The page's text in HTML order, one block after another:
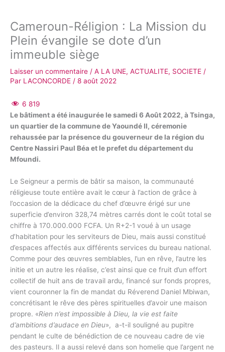
Cameroun-Réligion : La Mission du
Plein évangile se dote d’un
immeuble siège
Laisser un commentaire / A LA UNE, ACTUALITE, SOCIETE /
Par LACONCORDE / 8 août 2022
6 819
Le bâtiment a été inaugurée le samedi 6 Août 2022, à Tsinga,
un quartier de la commune de Yaoundé II, céremonie
rehaussée par la présence du gouverneur de la région du
Centre Nassiri Paul Béa et le prefet du département du
Mfoundi.
Le Seigneur a permis de bâtir sa maison, la communauté
réligieuse toute entière avait le cœur à l’action de grâce à
l’occasion de la dédicace du chef d’œuvre érigé sur une
superficie d’environ 328,74 mètres carrés dont le coût total se
chiffre à 170.000.000 FCFA. Un R+2-1 voué à un usage
d’habitation pour les serviteurs de Dieu, mais aussi constitué
d’espaces affectés aux différents services du bureau national.
Comme pour des œuvres semblables, l’un en rêve, l’autre les
initie et un autre les réalise, c’est ainsi que ce fruit d’un effort
collectif de huit ans de travail ardu, financé sur fonds propres,
vient couronner la fin de mandat du Réverend Daniel Mbiwan,
concrétisant le rêve des pères spirituelles d’avoir une maison
propre. «Rien n’est impossible à Dieu, la vie est faite
d’ambitions d’audace en Dieu», a-t-il souligné au pupitre
pendant le culte de bénédiction de ce nouveau cadre de vie
des pasteurs. Il a aussi relevé dans son homelie que l’argent ne